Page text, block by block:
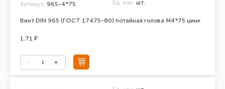
Винт DIN 965 (ГОСТ 17475-80) потайная голова М4*75 цинк
Артикул: 965-4*75 Ед. изм. шт.
1.71 ₽